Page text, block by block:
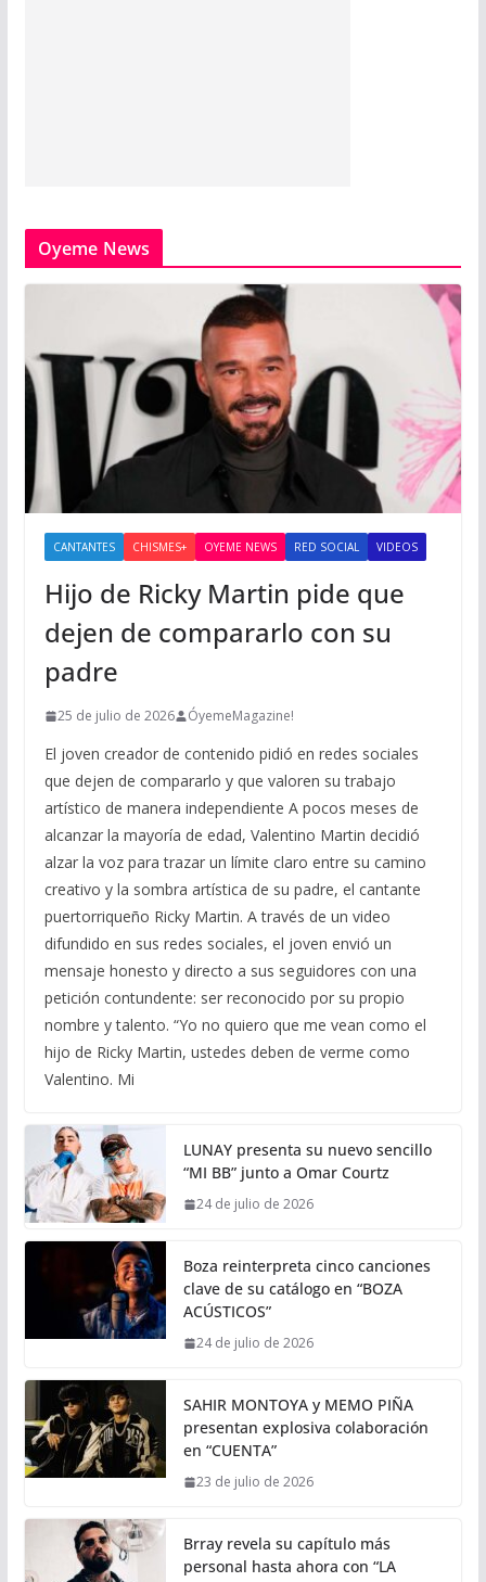
Oyeme News
CANTANTES CHISMES+ OYEME NEWS RED SOCIAL VIDEOS
Hijo de Ricky Martin pide que
dejen de compararlo con su
padre
25 de julio de 2026 ÓyemeMagazine!
El joven creador de contenido pidió en redes sociales
que dejen de compararlo y que valoren su trabajo
artístico de manera independiente A pocos meses de
alcanzar la mayoría de edad, Valentino Martin decidió
alzar la voz para trazar un límite claro entre su camino
creativo y la sombra artística de su padre, el cantante
puertorriqueño Ricky Martin. A través de un video
difundido en sus redes sociales, el joven envió un
mensaje honesto y directo a sus seguidores con una
petición contundente: ser reconocido por su propio
nombre y talento. “Yo no quiero que me vean como el
hijo de Ricky Martin, ustedes deben de verme como
Valentino. Mi
LUNAY presenta su nuevo sencillo
“MI BB” junto a Omar Courtz
24 de julio de 2026
Boza reinterpreta cinco canciones
clave de su catálogo en “BOZA
ACÚSTICOS”
24 de julio de 2026
SAHIR MONTOYA y MEMO PIÑA
presentan explosiva colaboración
en “CUENTA”
23 de julio de 2026
Brray revela su capítulo más
personal hasta ahora con “LA